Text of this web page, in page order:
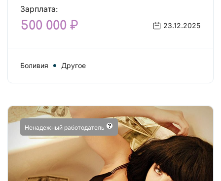
Зарплата:
500 000 ₽ 23.12.2025
Боливия Другое
Ненадежный работодатель